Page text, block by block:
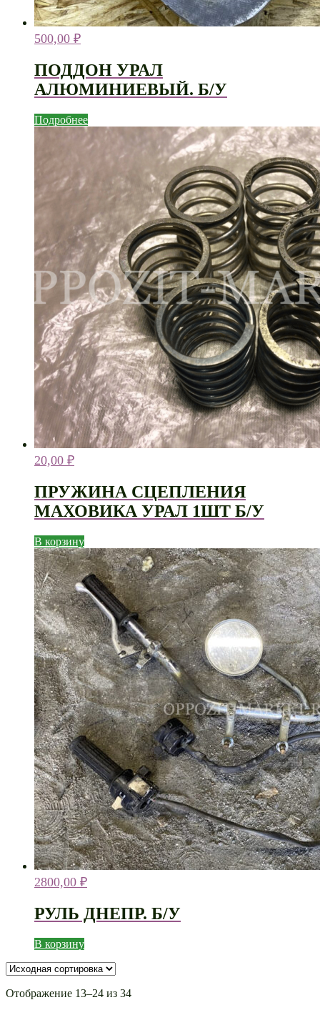
500,00 ₽
ПОДДОН УРАЛ
АЛЮМИНИЕВЫЙ. Б/У
Подробнее
20,00 ₽
ПРУЖИНА СЦЕПЛЕНИЯ
МАХОВИКА УРАЛ 1ШТ Б/У
В корзину
2800,00 ₽
РУЛЬ ДНЕПР. Б/У
В корзину
Отображение 13–24 из 34